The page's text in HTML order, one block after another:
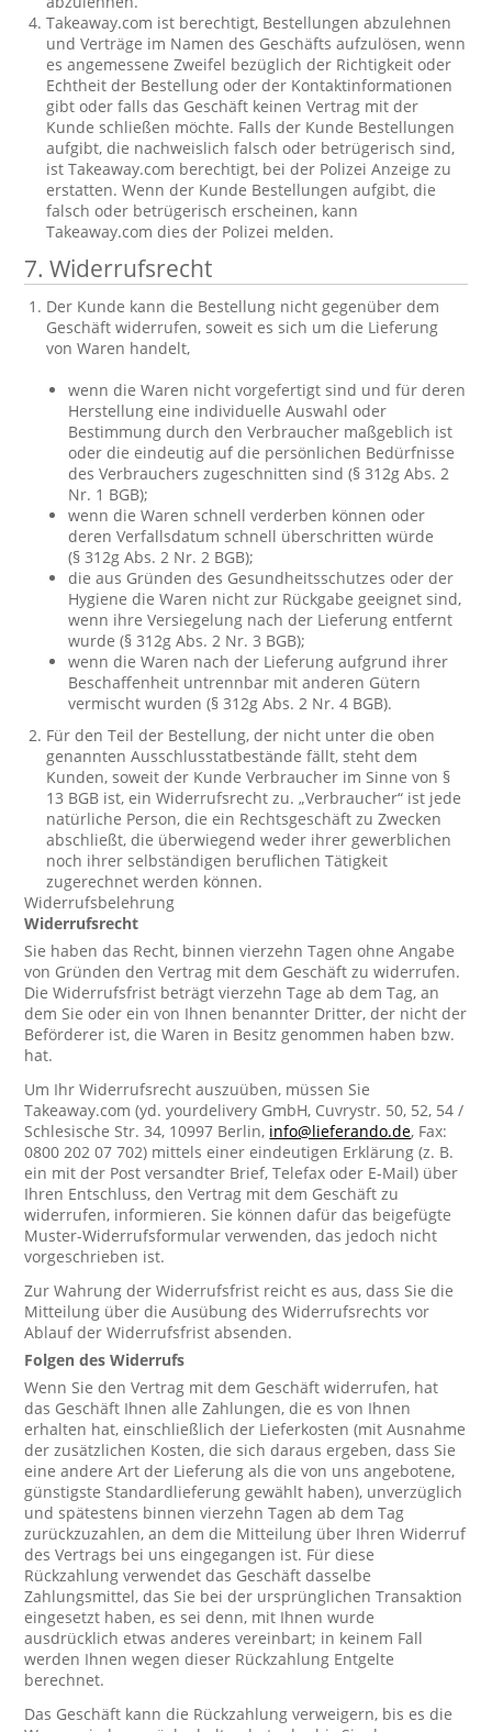
Takeaway.com ist berechtigt, Bestellungen abzulehnen
und Verträge im Namen des Geschäfts aufzulösen, wenn
es angemessene Zweifel bezüglich der Richtigkeit oder
Echtheit der Bestellung oder der Kontaktinformationen
gibt oder falls das Geschäft keinen Vertrag mit der
Kunde schließen möchte. Falls der Kunde Bestellungen
aufgibt, die nachweislich falsch oder betrügerisch sind,
ist Takeaway.com berechtigt, bei der Polizei Anzeige zu
erstatten. Wenn der Kunde Bestellungen aufgibt, die
falsch oder betrügerisch erscheinen, kann
Takeaway.com dies der Polizei melden.
7. Widerrufsrecht
Der Kunde kann die Bestellung nicht gegenüber dem
Geschäft widerrufen, soweit es sich um die Lieferung
von Waren handelt,
wenn die Waren nicht vorgefertigt sind und für deren
Herstellung eine individuelle Auswahl oder
Bestimmung durch den Verbraucher maßgeblich ist
oder die eindeutig auf die persönlichen Bedürfnisse
des Verbrauchers zugeschnitten sind (§ 312g Abs. 2
Nr. 1 BGB);
wenn die Waren schnell verderben können oder
deren Verfallsdatum schnell überschritten würde
(§ 312g Abs. 2 Nr. 2 BGB);
die aus Gründen des Gesundheitsschutzes oder der
Hygiene die Waren nicht zur Rückgabe geeignet sind,
wenn ihre Versiegelung nach der Lieferung entfernt
wurde (§ 312g Abs. 2 Nr. 3 BGB);
wenn die Waren nach der Lieferung aufgrund ihrer
Beschaffenheit untrennbar mit anderen Gütern
vermischt wurden (§ 312g Abs. 2 Nr. 4 BGB).
Für den Teil der Bestellung, der nicht unter die oben
genannten Ausschlusstatbestände fällt, steht dem
Kunden, soweit der Kunde Verbraucher im Sinne von §
13 BGB ist, ein Widerrufsrecht zu. „Verbraucher“ ist jede
natürliche Person, die ein Rechtsgeschäft zu Zwecken
abschließt, die überwiegend weder ihrer gewerblichen
noch ihrer selbständigen beruflichen Tätigkeit
zugerechnet werden können.
Widerrufsbelehrung
Widerrufsrecht
Sie haben das Recht, binnen vierzehn Tagen ohne Angabe
von Gründen den Vertrag mit dem Geschäft zu widerrufen.
Die Widerrufsfrist beträgt vierzehn Tage ab dem Tag, an
dem Sie oder ein von Ihnen benannter Dritter, der nicht der
Beförderer ist, die Waren in Besitz genommen haben bzw.
hat.
Um Ihr Widerrufsrecht auszuüben, müssen Sie
Takeaway.com (yd. yourdelivery GmbH, Cuvrystr. 50, 52, 54 /
Schlesische Str. 34, 10997 Berlin, info@lieferando.de, Fax:
0800 202 07 702) mittels einer eindeutigen Erklärung (z. B.
ein mit der Post versandter Brief, Telefax oder E-Mail) über
Ihren Entschluss, den Vertrag mit dem Geschäft zu
widerrufen, informieren. Sie können dafür das beigefügte
Muster-Widerrufsformular verwenden, das jedoch nicht
vorgeschrieben ist.
Zur Wahrung der Widerrufsfrist reicht es aus, dass Sie die
Mitteilung über die Ausübung des Widerrufsrechts vor
Ablauf der Widerrufsfrist absenden.
Folgen des Widerrufs
Wenn Sie den Vertrag mit dem Geschäft widerrufen, hat
das Geschäft Ihnen alle Zahlungen, die es von Ihnen
erhalten hat, einschließlich der Lieferkosten (mit Ausnahme
der zusätzlichen Kosten, die sich daraus ergeben, dass Sie
eine andere Art der Lieferung als die von uns angebotene,
günstigste Standardlieferung gewählt haben), unverzüglich
und spätestens binnen vierzehn Tagen ab dem Tag
zurückzuzahlen, an dem die Mitteilung über Ihren Widerruf
des Vertrags bei uns eingegangen ist. Für diese
Rückzahlung verwendet das Geschäft dasselbe
Zahlungsmittel, das Sie bei der ursprünglichen Transaktion
eingesetzt haben, es sei denn, mit Ihnen wurde
ausdrücklich etwas anderes vereinbart; in keinem Fall
werden Ihnen wegen dieser Rückzahlung Entgelte
berechnet.
Das Geschäft kann die Rückzahlung verweigern, bis es die